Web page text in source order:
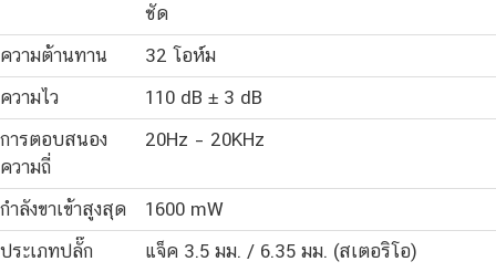
ชัด
ความต้านทาน
32 โอห์ม
ความไว
110 dB ± 3 dB
การตอบสนอง
ความถี่
20Hz – 20KHz
กำลังขาเข้าสูงสุด
1600 mW
ประเภทปลั๊ก
แจ็ค 3.5 มม. / 6.35 มม. (สเตอริโอ)